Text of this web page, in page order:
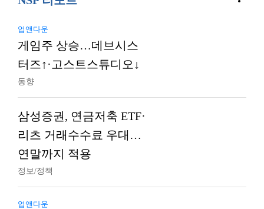
업앤다운
게임주 상승…데브시스
터즈↑·고스트스튜디오↓
동향
삼성증권, 연금저축 ETF·
리츠 거래수수료 우대…
연말까지 적용
정보/정책
업앤다운